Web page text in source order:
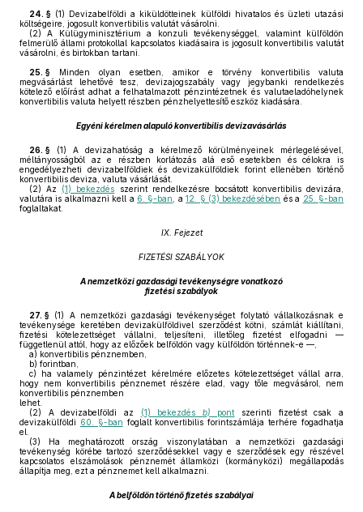
24. § (1) Devizabelföldi a kiküldötteinek külföldi hivatalos és üzleti utazási
költségeire, jogosult konvertibilis valutát vásárolni.
(2) A Külügyminisztérium a konzuli tevékenységgel, valamint külföldön
felmerülő állami protokollal kapcsolatos kiadásaira is jogosult konvertibilis valutát
vásárolni, és birtokban tartani.
25. § Minden olyan esetben, amikor e törvény konvertibilis valuta
megvásárlást lehetővé tesz, devizajogszabály vagy jegybanki rendelkezés
kötelező előírást adhat a felhatalmazott pénzintézetnek és valutaeladóhelynek
konvertibilis valuta helyett részben pénzhelyettesítő eszköz kiadására.
Egyéni kérelmen alapuló konvertibilis devizavásárlás
26. § (1) A devizahatóság a kérelmező körülményeinek mérlegelésével,
méltányosságból az e részben korlátozás alá eső esetekben és célokra is
engedélyezheti devizabelföldiek és devizakülföldiek forint ellenében történő
konvertibilis deviza, valuta vásárlását.
(2) Az (1) bekezdés szerint rendelkezésre bocsátott konvertibilis devizára,
valutára is alkalmazni kell a 6. §-ban , a12. § (3) bekezdésében és a 25. §-ban
foglaltakat.
IX. Fejezet
FIZETÉSI SZABÁLYOK
A nemzetközi gazdasági tevékenységre vonatkozó
fizetési szabályok
27. § (1)
A nemzetközi gazdasági tevékenységet folytató vállalkozásnak e
tevékenysége keretében devizakülföldivel szerződést kötni, számlát kiállítani,
fizetési kötelezettséget vállalni, teljesíteni, illetőleg fizetést elfogadni —
függetlenül attól, hogy az előzőek belföldön vagy külföldön történnek-e —,
a) konvertibilis pénznemben,
b) forintban,
c) ha valamely pénzintézet kérelmére előzetes kötelezettséget vállal arra,
hogy nem konvertibilis pénznemet részére elad, vagy tőle megvásárol, nem
konvertibilis pénznemben
lehet.
(2) A devizabelföldi az (1) bekezdés b) pont szerinti fizetést csak a
devizakülföldi 60. §-ban foglalt konvertibilis forintszámlája terhére fogadhatja
el.
(3) Ha meghatározott ország viszonylatában a nemzetközi gazdasági
tevékenység körébe tartozó szerződésekkel vagy e szerződések egy részével
kapcsolatos elszámolások pénznemét államközi (kormányközi) megállapodás
állapítja meg, ezt a pénznemet kell alkalmazni.
A belföldön történő fizetés szabályai